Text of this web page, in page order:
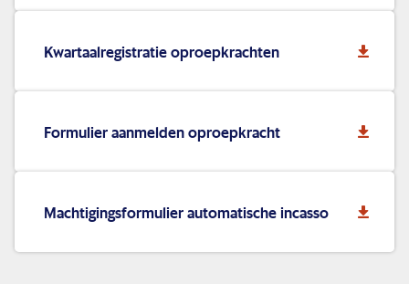
Kwartaalregistratie oproepkrachten
Formulier aanmelden oproepkracht
Machtigingsformulier automatische incasso